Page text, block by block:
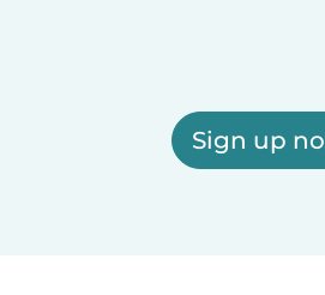
Sign up